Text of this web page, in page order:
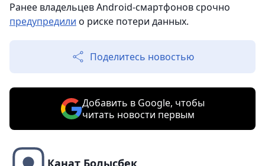
Ранее владельцев Android-смартфонов срочно
предупредили о риске потери данных.
Поделитесь новостью
Добавить в Google, чтобы
читать новости первым
Канат Болысбек